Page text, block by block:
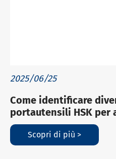
2025/06/25
Come identificare
portautensili HSK per
Scopri di più >